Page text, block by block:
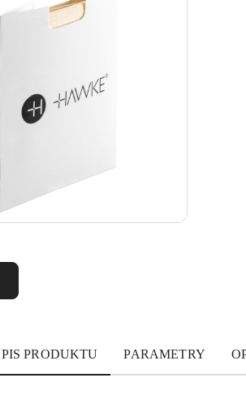
PRODUKTU PARAMETRY